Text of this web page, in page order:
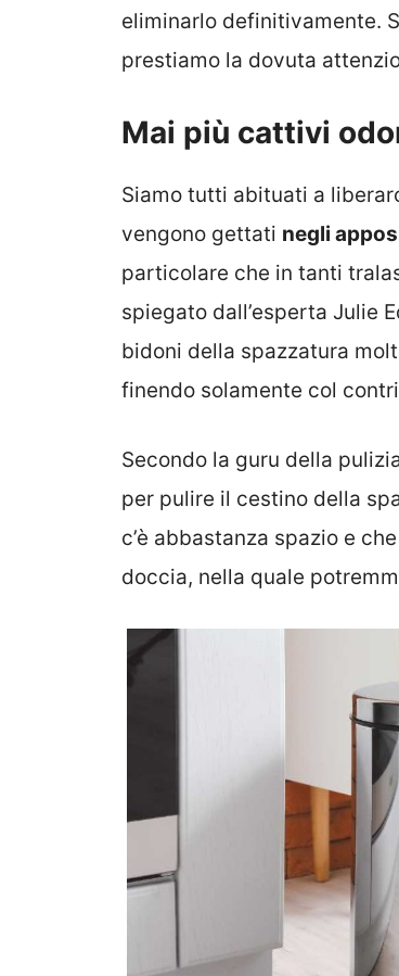
eliminarlo definitivamente.
prestiamo la dovuta
Mai più cattivi
Siamo tutti abituati a
vengono gettati negli
particolare che in tanti
spiegato dall’esperta Julie
bidoni della spazzatura
finendo solamente col
Secondo la guru della
per pulire il cestino della
c’è abbastanza spazio e
doccia, nella quale